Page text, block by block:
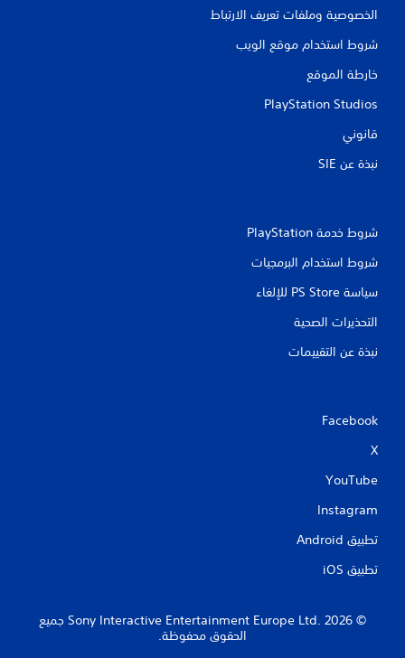
الخصوصية وملفات تعريف الارتباط
شروط استخدام موقع الويب
خارطة الموقع
PlayStation Studios
قانوني
نبذة عن SIE‏
شروط خدمة PlayStation‏
شروط استخدام البرمجيات
سياسة PS Store للإلغاء
التحذيرات الصحية
نبذة عن التقييمات
Facebook
X
YouTube
Instagram
تطبيق Android‏
تطبيق iOS‏
‏© 2026 Sony Interactive Entertainment Europe Ltd.‎ جميع
الحقوق محفوظة.